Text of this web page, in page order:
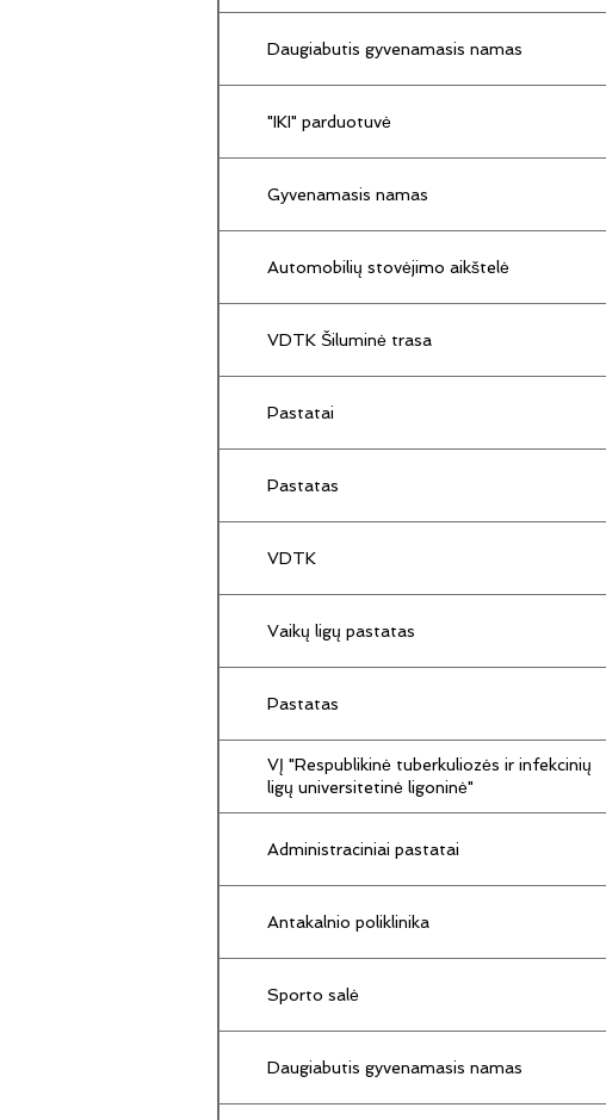
Daugiabutis gyvenamasis namas
"IKI" parduotuvė
Gyvenamasis namas
Automobilių stovėjimo aikštelė
VDTK Šiluminė trasa
Pastatai
Pastatas
VDTK
Vaikų ligų pastatas
Pastatas
VĮ "Respublikinė tuberkuliozės ir infekcinių
ligų universitetinė ligoninė"
Administraciniai pastatai
Antakalnio poliklinika
Sporto salė
Daugiabutis gyvenamasis namas